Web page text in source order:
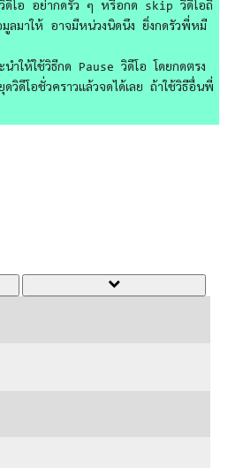
ดีโอ อย่ากดรัว ๆ หรือกด skip วิดีโอถี่
ลมาให้ อาจมีหน่วงนิดนึง ยิ่งกดรัวพี่หมี
ำให้ใช้วิธีกด Pause วิดีโอ โดยกดตรง
วิดีโอชั่วคราวแล้วจดได้เลย ถ้าใช้วิธีอื่นพี่